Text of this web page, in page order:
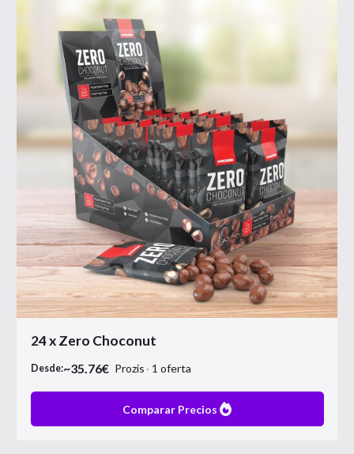
24 x Zero Choconut
Desde:~35.76€ Prozis 1 oferta
Comparar Precios